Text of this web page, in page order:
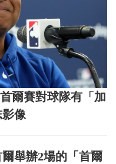
爾賽對球隊有「加
像
舉辦2場的「首爾